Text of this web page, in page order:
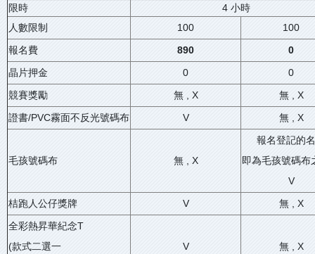
限時
4 小時
人數限制
100
100
報名費
890
0
晶片押金
0
0
競賽獎勵
無 , X
無 , X
證書/PVC霧面不反光號碼布
V 無 , X
毛孩號碼布 無 , X
報名登記的
即為毛孩號碼布
V
桔跑人公仔獎牌
V
無 , X
全彩熱昇華紀念T
(款式二選一
V 無 , X